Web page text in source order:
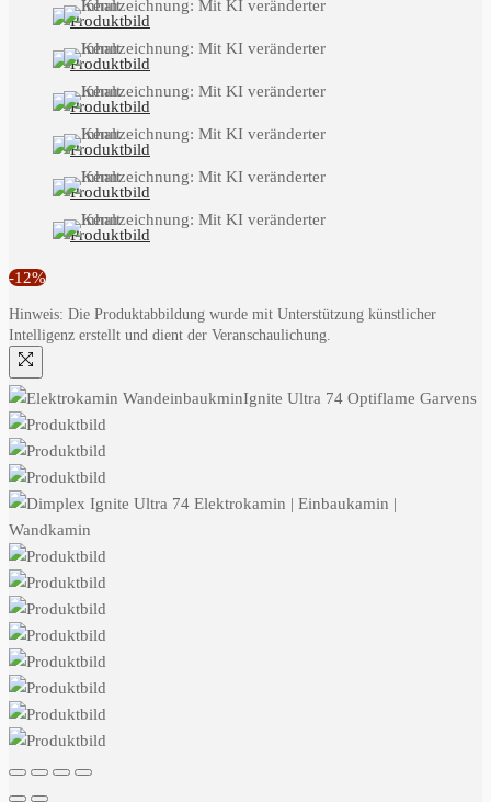
-12%
Hinweis: Die Produktabbildung wurde mit Unterstützung künstlicher
Intelligenz erstellt und dient der Veranschaulichung.